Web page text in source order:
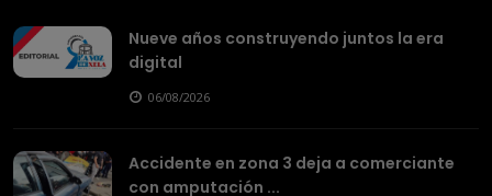
Nueve años construyendo juntos la era
digital
06/08/2026
Accidente en zona 3 deja a comerciante
con amputación ...